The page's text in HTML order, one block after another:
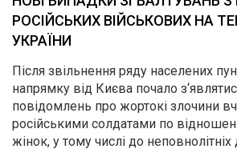
РОСІЙСЬКИХ ВІЙСЬКОВИХ НА
УКРАЇНИ
Після звільнення ряду населених
напрямку від Києва почало
повідомлень про жортокі злочини
російськими солдатами по
жінок, у тому числі до неповнолітніх